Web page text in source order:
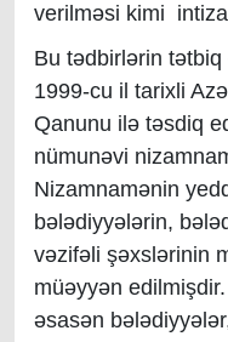
verilməsi kimi
Bu tədbirlərin
1999-cu il tarixli
Qanunu ilə təsdiq
nümunəvi
Nizamnamənin
bələdiyyələrin,
vəzifəli şəxslərinin
müəyyən
əsasən